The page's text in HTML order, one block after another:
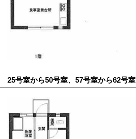
25号室から50号室、57号室から62号室